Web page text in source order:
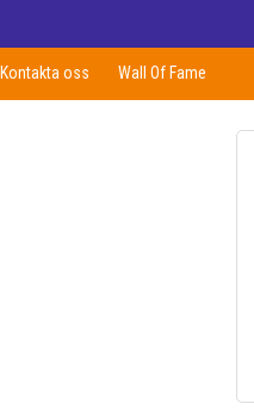
Kontakta oss Wall Of Fame